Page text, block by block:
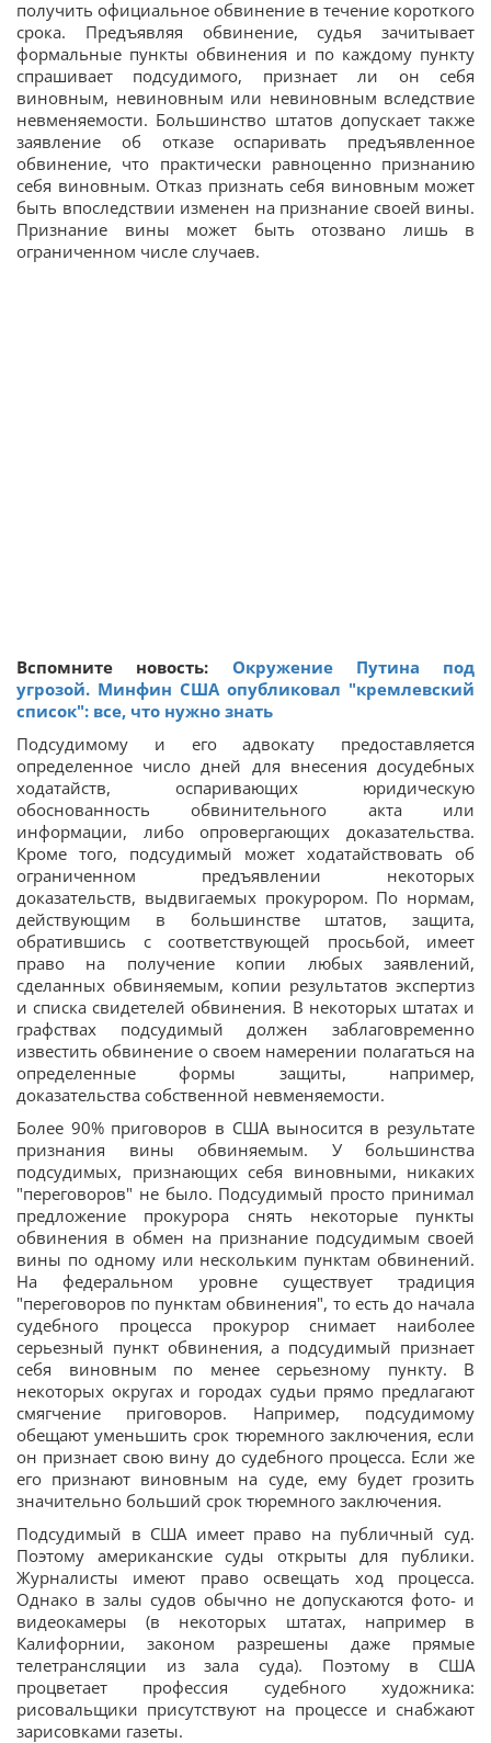
получить официальное обвинение в течение короткого
срока. Предъявляя обвинение, судья зачитывает
формальные пункты обвинения и по каждому пункту
спрашивает подсудимого, признает ли он себя
виновным, невиновным или невиновным вследствие
невменяемости. Большинство штатов допускает также
заявление об отказе оспаривать предъявленное
обвинение, что практически равноценно признанию
себя виновным. Отказ признать себя виновным может
быть впоследствии изменен на признание своей вины.
Признание вины может быть отозвано лишь в
ограниченном числе случаев.
Вспомните новость: Окружение Путина под
угрозой. Минфин США опубликовал "кремлевский
список": все, что нужно знать
Подсудимому и его адвокату предоставляется
определенное число дней для внесения досудебных
ходатайств, оспаривающих юридическую
обоснованность обвинительного акта или
информации, либо опровергающих доказательства.
Кроме того, подсудимый может ходатайствовать об
ограниченном предъявлении некоторых
доказательств, выдвигаемых прокурором. По нормам,
действующим в большинстве штатов, защита,
обратившись с соответствующей просьбой, имеет
право на получение копии любых заявлений,
сделанных обвиняемым, копии результатов экспертиз
и списка свидетелей обвинения. В некоторых штатах и
графствах подсудимый должен заблаговременно
известить обвинение о своем намерении полагаться на
определенные формы защиты, например,
доказательства собственной невменяемости.
Более 90% приговоров в США выносится в результате
признания вины обвиняемым. У большинства
подсудимых, признающих себя виновными, никаких
"переговоров" не было. Подсудимый просто принимал
предложение прокурора снять некоторые пункты
обвинения в обмен на признание подсудимым своей
вины по одному или нескольким пунктам обвинений.
На федеральном уровне существует традиция
"переговоров по пунктам обвинения", то есть до начала
судебного процесса прокурор снимает наиболее
серьезный пункт обвинения, а подсудимый признает
себя виновным по менее серьезному пункту. В
некоторых округах и городах судьи прямо предлагают
смягчение приговоров. Например, подсудимому
обещают уменьшить срок тюремного заключения, если
он признает свою вину до судебного процесса. Если же
его признают виновным на суде, ему будет грозить
значительно больший срок тюремного заключения.
Подсудимый в США имеет право на публичный суд.
Поэтому американские суды открыты для публики.
Журналисты имеют право освещать ход процесса.
Однако в залы судов обычно не допускаются фото- и
видеокамеры (в некоторых штатах, например в
Калифорнии, законом разрешены даже прямые
телетрансляции из зала суда). Поэтому в США
процветает профессия судебного художника:
рисовальщики присутствуют на процессе и снабжают
зарисовками газеты.